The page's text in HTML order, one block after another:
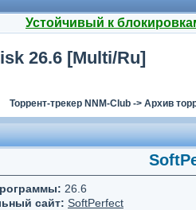
Устойчивый к
26.6 [Multi/Ru]
Торрент-трекер NNM-Club -> Архив
26.6
сайт: SoftPerfect